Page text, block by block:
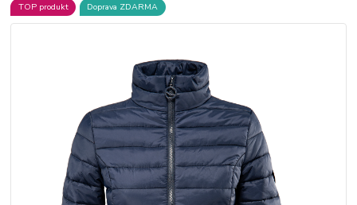
TOP produkt Doprava ZDARMA